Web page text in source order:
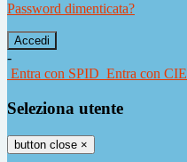
Password dimenticata?
-
Entra con SPID Entra con CIE
Seleziona utente
button close ×